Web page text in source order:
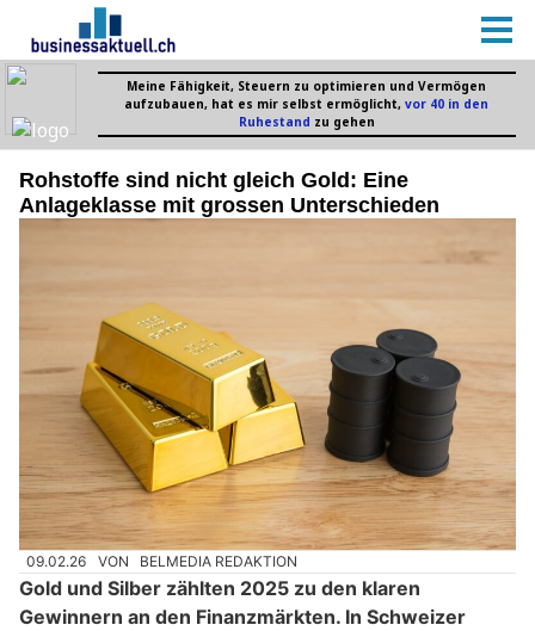
Rohstoffe sind nicht gleich Gold: Eine
Anlageklasse mit grossen Unterschieden
09.02.26 VON BELMEDIA REDAKTION
Gold und Silber zählten 2025 zu den klaren
Gewinnern an den Finanzmärkten. In Schweizer